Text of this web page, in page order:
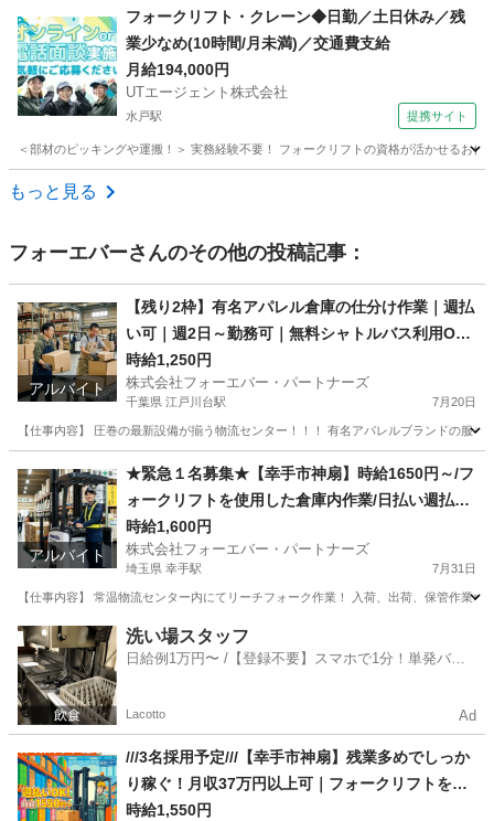
スタッフ
フォークリフト・クレーン◆日勤／土日休み／残
業少なめ(10時間/月未満)／交通費支給
月給194,000円
UTエージェント株式会社
水戸駅 提携サイト
＜部材のピッキングや運搬！＞ 実務経験不要！ フォークリフトの資格が活かせる
茨城 東茨城郡
もっと見る
フォーエバーさんのその他の投稿記事：
アルバイト
【残り2枠】有名アパレル倉庫の仕分け作業｜週払
い可｜週2日～勤務可｜無料シャトルバス利用O
K！
時給1,250円
株式会社フォーエバー・パートナーズ
千葉県 江戸川台駅 7月20日
【仕事内容】 圧巻の最新設備が揃う物流センター！！！ 有名アパレルブランドの服
江戸川台駅 仕分け 時給
アルバイト
★緊急１名募集★【幸手市神扇】時給1650円～/フ
ォークリフトを使用した倉庫内作業/日払い週払い
可/完全週休2日制/車通勤OK
時給1,600円
株式会社フォーエバー・パートナーズ
埼玉県 幸手駅 7月31日
【仕事内容】 常温物流センター内にてリーチフォーク作業！ 入荷、出荷、保管作業
埼玉 幸手市 幸手駅 倉庫
洗い場スタッフ
日給例1万円〜 /【登録不要】スマホで1分！単発バイ
Lacotto Ad
///3名採用予定///【幸手市神扇】残業多めでしっか
り稼ぐ！月収37万円以上可｜フォークリフトを使
用した倉庫内作業｜土日祝休み｜車通勤OK
時給1,550円